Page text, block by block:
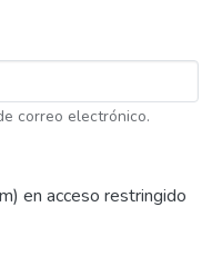
correo electrónico.
en acceso restringido